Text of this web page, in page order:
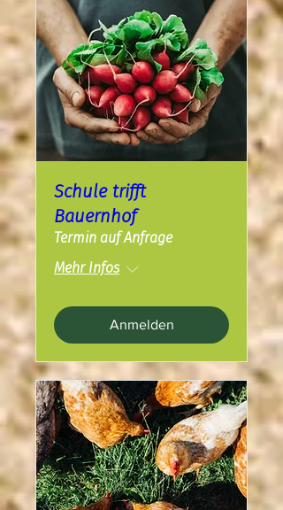
Schule trifft
Bauernhof
Termin auf Anfrage
Mehr Infos
Anmelden